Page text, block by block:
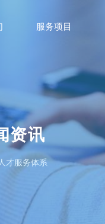
资讯
才服务体系
服务项目